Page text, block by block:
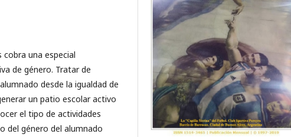
una especial
de género. Tratar de
desde la igualdad de
un patio escolar activo
el tipo de actividades
del género del alumnado